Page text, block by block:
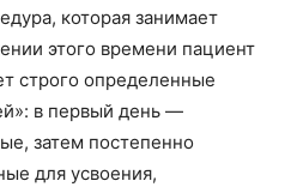
, которая занимает
этого времени пациент
строго определенные
в первый день —
, затем постепенно
для усвоения,